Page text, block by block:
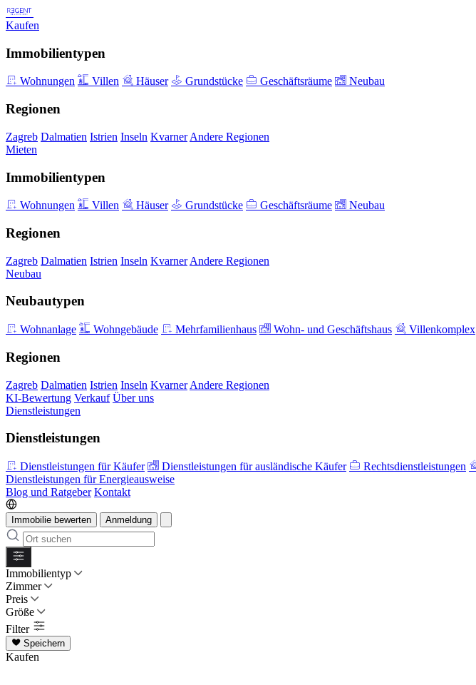
Kaufen
Immobilientypen
Wohnungen Villen Häuser Grundstücke Geschäftsräume Neubau
Regionen
Zagreb Dalmatien Istrien Inseln Kvarner Andere Regionen
Mieten
Immobilientypen
Wohnungen Villen Häuser Grundstücke Geschäftsräume Neubau
Regionen
Zagreb Dalmatien Istrien Inseln Kvarner Andere Regionen
Neubau
Neubautypen
Wohnanlage Wohngebäude Mehrfamilienhaus Wohn- und Geschäftshaus Villenkomplex
Regionen
Zagreb Dalmatien Istrien Inseln Kvarner Andere Regionen
KI-Bewertung Verkauf Über uns
Dienstleistungen
Dienstleistungen
Dienstleistungen für Käufer Dienstleistungen für ausländische Käufer Rechtsdienstleistungen
Dienstleistungen für Energieausweise
Blog und Ratgeber Kontakt
Immobilie bewerten Anmeldung
Immobilientyp
Zimmer
Preis
Größe
Filter
Speichern
Kaufen